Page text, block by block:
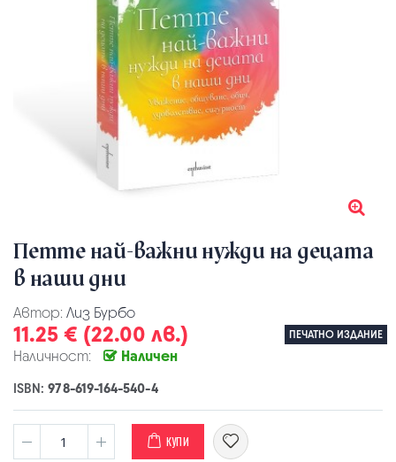
Петте най-важни нужди на децата
в наши дни
Автор: Лиз Бурбо
11.25 € (22.00 лв.) ПЕЧАТНО ИЗДАНИЕ
Наличност: Наличен
ISBN:978-619-164-540-4
КУПИ